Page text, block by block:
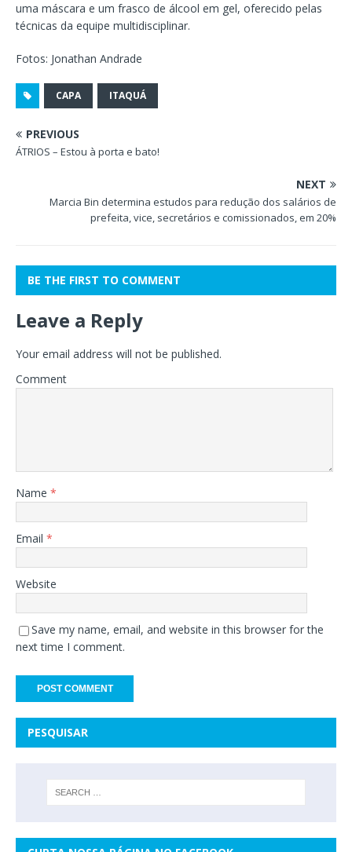
uma máscara e um frasco de álcool em gel, oferecido pelas
técnicas da equipe multidisciplinar.
Fotos: Jonathan Andrade
CAPA ITAQUÁ
PREVIOUS
ÁTRIOS – Estou à porta e bato!
NEXT
Marcia Bin determina estudos para redução dos salários de
prefeita, vice, secretários e comissionados, em 20%
BE THE FIRST TO COMMENT
Leave a Reply
Your email address will not be published.
Comment
Name *
Email *
Website
Save my name, email, and website in this browser for the
next time I comment.
PESQUISAR